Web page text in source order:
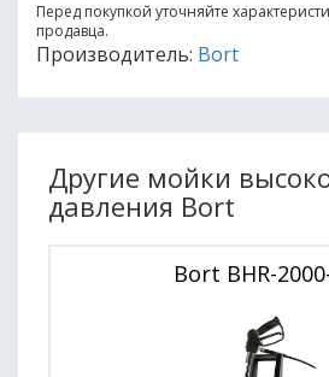
Перед покупкой уточняйте
продавца.
Производитель: Bort
Другие мойки
давления Bort
Bort BHR-